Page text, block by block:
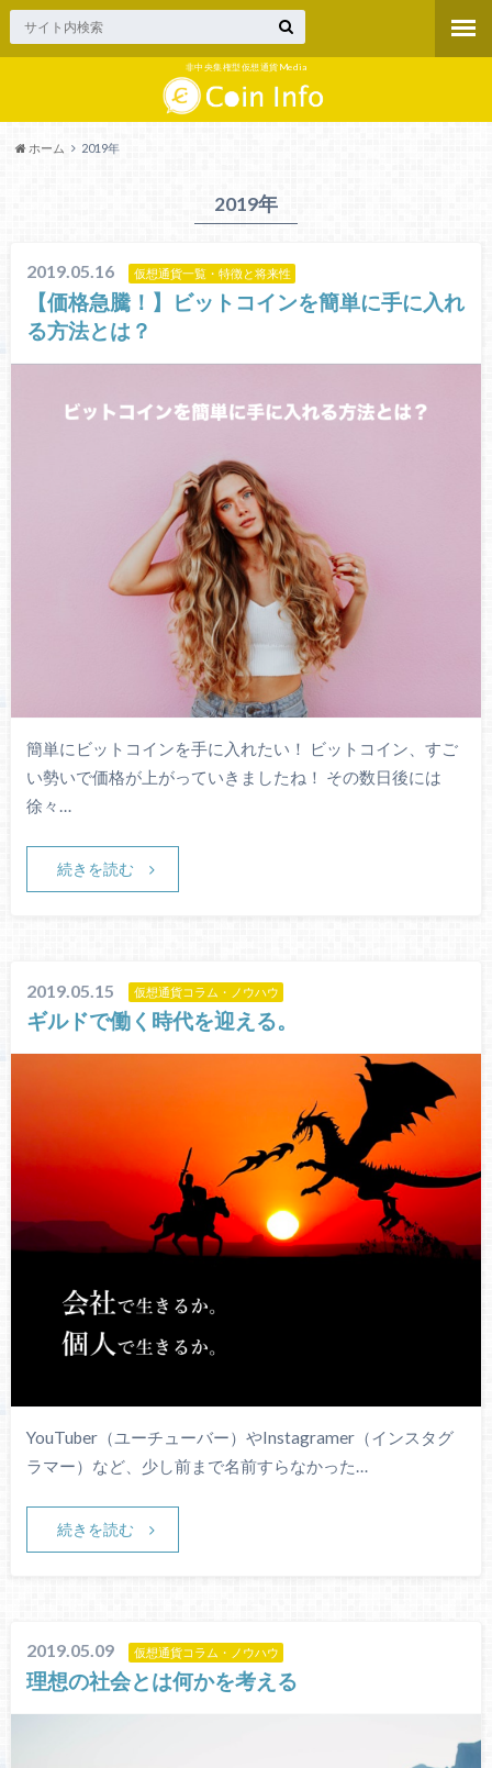
非中央集権型仮想通貨Media
ホーム 2019年
2019年
2019.05.16 仮想通貨一覧・特徴と将来性
【価格急騰！】ビットコインを簡単に手に入れ
る方法とは？
簡単にビットコインを手に入れたい！ ビットコイン、すご
い勢いで価格が上がっていきましたね！ その数日後には
徐々…
続きを読む
2019.05.15 仮想通貨コラム・ノウハウ
ギルドで働く時代を迎える。
YouTuber（ユーチューバー）やInstagramer（インスタグ
ラマー）など、少し前まで名前すらなかった…
続きを読む
2019.05.09 仮想通貨コラム・ノウハウ
理想の社会とは何かを考える